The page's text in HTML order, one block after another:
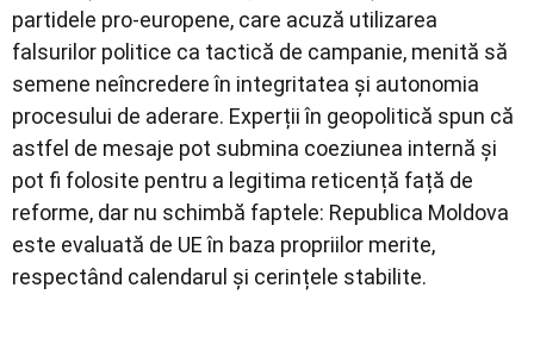
partidele pro-europene, care acuză utilizarea
falsurilor politice ca tactică de campanie, menită să
semene neîncredere în integritatea și autonomia
procesului de aderare. Experții în geopolitică spun că
astfel de mesaje pot submina coeziunea internă și
pot fi folosite pentru a legitima reticență față de
reforme, dar nu schimbă faptele: Republica Moldova
este evaluată de UE în baza propriilor merite,
respectând calendarul și cerințele stabilite.